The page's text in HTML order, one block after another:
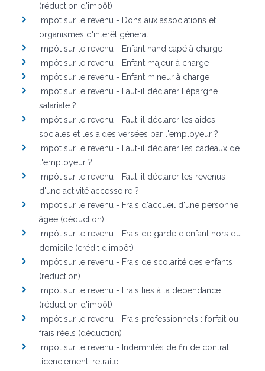
(réduction d'impôt)
Impôt sur le revenu - Dons aux associations et
organismes d'intérêt général
Impôt sur le revenu - Enfant handicapé à charge
Impôt sur le revenu - Enfant majeur à charge
Impôt sur le revenu - Enfant mineur à charge
Impôt sur le revenu - Faut-il déclarer l'épargne
salariale ?
Impôt sur le revenu - Faut-il déclarer les aides
sociales et les aides versées par l'employeur ?
Impôt sur le revenu - Faut-il déclarer les cadeaux de
l'employeur ?
Impôt sur le revenu - Faut-il déclarer les revenus
d'une activité accessoire ?
Impôt sur le revenu - Frais d'accueil d'une personne
âgée (déduction)
Impôt sur le revenu - Frais de garde d'enfant hors du
domicile (crédit d'impôt)
Impôt sur le revenu - Frais de scolarité des enfants
(réduction)
Impôt sur le revenu - Frais liés à la dépendance
(réduction d'impôt)
Impôt sur le revenu - Frais professionnels : forfait ou
frais réels (déduction)
Impôt sur le revenu - Indemnités de fin de contrat,
licenciement, retraite